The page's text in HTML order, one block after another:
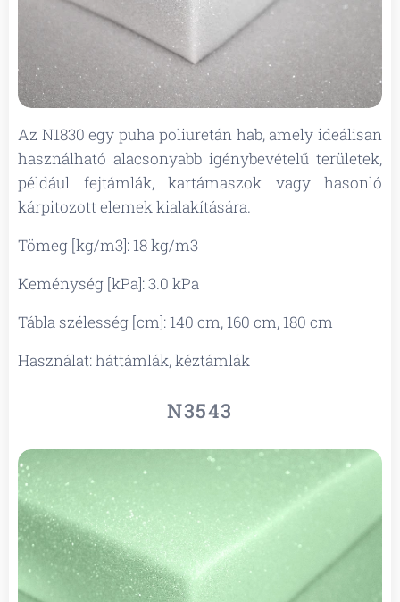
Az N1830 egy puha poliuretán hab, amely ideálisan
használható alacsonyabb igénybevételű területek,
például fejtámlák, kartámaszok vagy hasonló
kárpitozott elemek kialakítására.
Tömeg [kg/m3]: 18 kg/m3
Keménység [kPa]: 3.0 kPa
Tábla szélesség [cm]: 140 cm, 160 cm, 180 cm
Használat: háttámlák, kéztámlák
N3543